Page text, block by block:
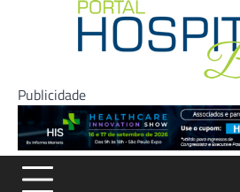
Publicidade